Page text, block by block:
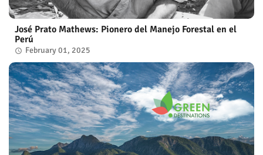
José Prato Mathews: Pionero del Manejo Forestal en el
Perú
February 01, 2025